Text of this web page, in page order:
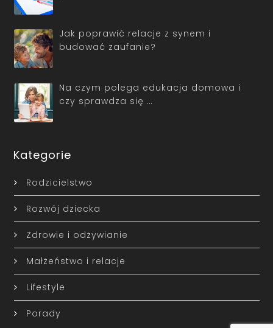
Jak poprawić relacje z synem i
budować zaufanie?
Na czym polega edukacja domowa i
czy sprawdza się …
Kategorie
Rodzicielstwo
Rozwój dziecka
Zdrowie i odżywianie
Małżeństwo i relacje
Lifestyle
Porady